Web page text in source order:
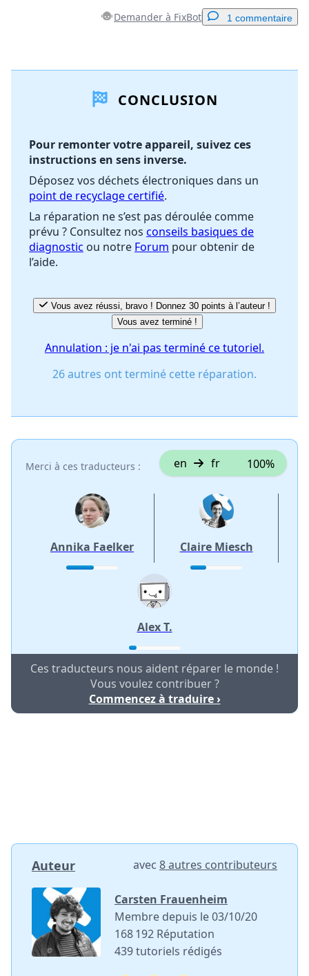
Demander à FixBot 1 commentaire
Ajouter un commentaire
Annuler Publier un commentaire
CONCLUSION
Pour remonter votre appareil, suivez ces
instructions en sens inverse.
Déposez vos déchets électroniques dans un
point de recyclage certifié.
La réparation ne s’est pas déroulée comme
prévu ? Consultez nos conseils basiques de
diagnostic ou notre Forum pour obtenir de
l’aide.
Vous avez réussi, bravo ! Donnez 30 points à l’auteur !
Vous avez terminé !
Annulation : je n'ai pas terminé ce tutoriel.
26 autres ont terminé cette réparation.
Merci à ces traducteurs : en fr 100%
Annika Faelker Claire Miesch
Alex T.
Ces traducteurs nous aident réparer le monde !
Vous voulez contribuer ?
Commencez à traduire ›
Auteur avec 8 autres contributeurs
Carsten Frauenheim
Membre depuis le 03/10/20
168 192 Réputation
439 tutoriels rédigés